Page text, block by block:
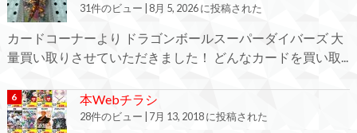
31件のビュー 8月 5, 2026 に投稿された
カードコーナーより ドラゴンボールスーパーダイバーズ 大
量買い取りさせていただきました！ どんなカードを買い取...
本Webチラシ
28件のビュー 7月 13, 2018 に投稿された